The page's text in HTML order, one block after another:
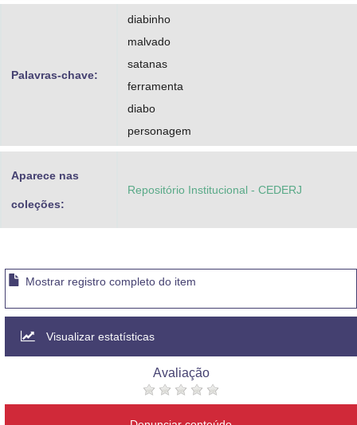
Palavras-chave:
diabinho
malvado
satanas
ferramenta
diabo
personagem
Aparece nas
coleções:
Repositório Institucional - CEDERJ
Mostrar registro completo do item
Visualizar estatísticas
Avaliação